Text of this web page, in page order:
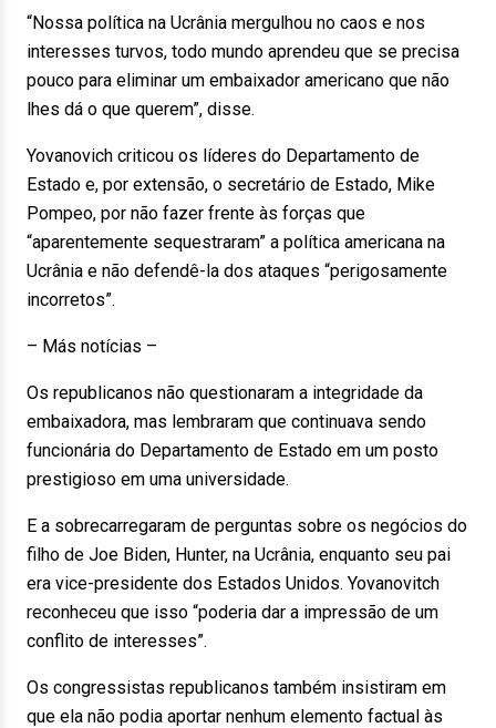
“Nossa política na Ucrânia mergulhou no caos e nos
interesses turvos, todo mundo aprendeu que se precisa
pouco para eliminar um embaixador americano que não
lhes dá o que querem”, disse.
Yovanovich criticou os líderes do Departamento de
Estado e, por extensão, o secretário de Estado, Mike
Pompeo, por não fazer frente às forças que
“aparentemente sequestraram” a política americana na
Ucrânia e não defendê-la dos ataques “perigosamente
incorretos”.
– Más notícias –
Os republicanos não questionaram a integridade da
embaixadora, mas lembraram que continuava sendo
funcionária do Departamento de Estado em um posto
prestigioso em uma universidade.
E a sobrecarregaram de perguntas sobre os negócios do
filho de Joe Biden, Hunter, na Ucrânia, enquanto seu pai
era vice-presidente dos Estados Unidos. Yovanovitch
reconheceu que isso “poderia dar a impressão de um
conflito de interesses”.
Os congressistas republicanos também insistiram em
que ela não podia aportar nenhum elemento factual às